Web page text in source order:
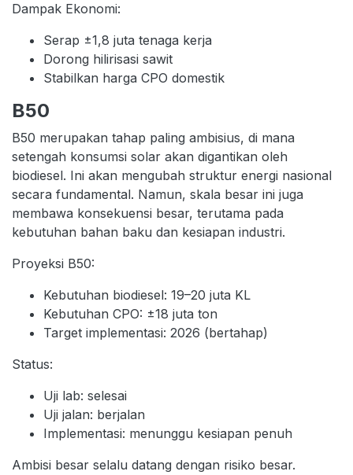
Dampak Ekonomi:
Serap ±1,8 juta tenaga kerja
Dorong hilirisasi sawit
Stabilkan harga CPO domestik
B50
B50 merupakan tahap paling ambisius, di mana
setengah konsumsi solar akan digantikan oleh
biodiesel. Ini akan mengubah struktur energi nasional
secara fundamental. Namun, skala besar ini juga
membawa konsekuensi besar, terutama pada
kebutuhan bahan baku dan kesiapan industri.
Proyeksi B50:
Kebutuhan biodiesel: 19–20 juta KL
Kebutuhan CPO: ±18 juta ton
Target implementasi: 2026 (bertahap)
Status:
Uji lab: selesai
Uji jalan: berjalan
Implementasi: menunggu kesiapan penuh
Ambisi besar selalu datang dengan risiko besar.